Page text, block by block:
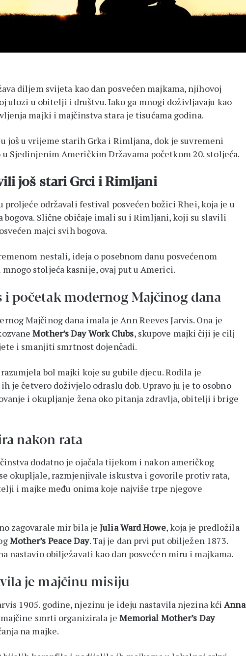
diljem svijeta kao dan posvećen majkama, njihovoj
ulozi u obitelji i društvu. Iako ga mnogi doživljavaju kao
majki i majčinstva stara je tisućama godina.
još u vrijeme starih Grka i Rimljana, dok je suvremeni
u Sjedinjenim Američkim Državama početkom 20. stoljeća.
još stari Grci i Rimljani
proljeće održavali festival posvećen božici Rhei, koja je u
Slične običaje imali su i Rimljani, koji su slavili
majci svih bogova.
nestali, ideja o posebnom danu posvećenom
stoljeća kasnije, ovaj put u Americi.
i početak modernog Majčinog dana
Majčinog dana imala je Ann Reeves Jarvis. Ona je
Mother’s Day Work Clubs, skupove majki čiji je cilj
i smanjiti smrtnost dojenčadi.
bol majki koje su gubile djecu. Rodila je
je četvero doživjelo odraslu dob. Upravo ju je to osobno
i okupljanje žena oko pitanja zdravlja, obitelji i brige
nakon rata
dodatno je ojačala tijekom i nakon američkog
okupljale, razmjenjivale iskustva i govorile protiv rata,
i majke među onima koje najviše trpe njegove
zagovarale mir bila jeJulia Ward Howe, koja je predložila
Mother’s Peace Day. Taj je dan prvi put obilježen 1873.
nastavio obilježavati kao dan posvećen miru i majkama.
je majčinu misiju
1905. godine, njezinu je ideju nastavila njezina kćiAnna
smrti organizirala je Memorial Mother’s Day
na majke.